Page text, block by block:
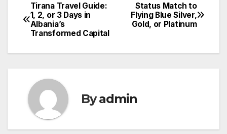
Post
navigation
Status Match to
Flying Blue Silver,
Gold, or Platinum
Tirana Travel Guide:
1, 2, or 3 Days in
Albania’s
Transformed Capital
Byadmin